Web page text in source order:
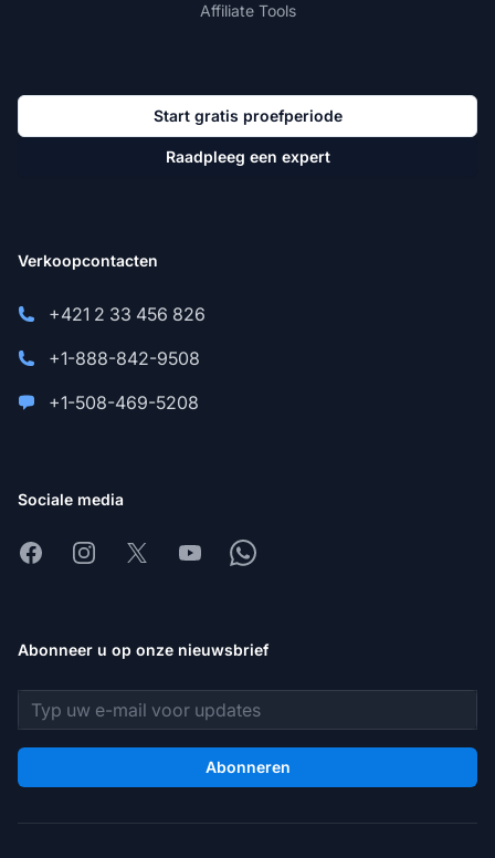
Affiliate Tools
Start gratis proefperiode
Raadpleeg een expert
Verkoopcontacten
+421 2 33 456 826
+1-888-842-9508
+1-508-469-5208
Sociale media
FacebookInstagram
X YoutubeWhatsapp
Abonneer u op onze nieuwsbrief
E-mailadres
Abonneren